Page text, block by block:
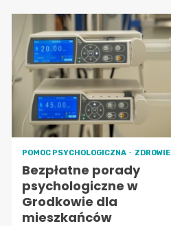
POMOC PSYCHOLOGICZNA ZDROWIE
Bezpłatne porady
psychologiczne w
Grodkowie dla
mieszkańców